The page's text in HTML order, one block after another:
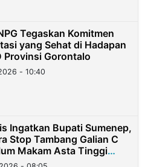
Tegaskan Komitmen
yang Sehat di Hadapan
Provinsi Gorontalo
- 10:40
Ingatkan Bupati Sumenep,
Stop Tambang Galian C
Makam Asta Tinggi